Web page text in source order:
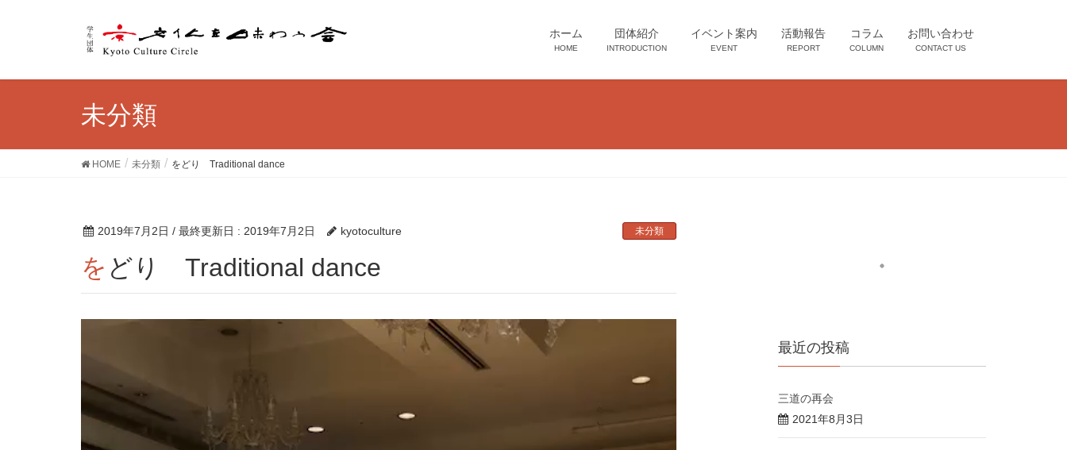
ホーム
HOME
団体紹介
INTRODUCTION
イベント案内
EVENT
活動報告
REPORT
コラム
COLUMN
お問い合わせ
CONTACT US
未分類
HOME 未分類 をどり Traditional dance
2019年7月2日 / 最終更新日 : 2019年7月2日 kyotoculture 未分類
をどり Traditional dance
最近の投稿
三道の再会
2021年8月3日